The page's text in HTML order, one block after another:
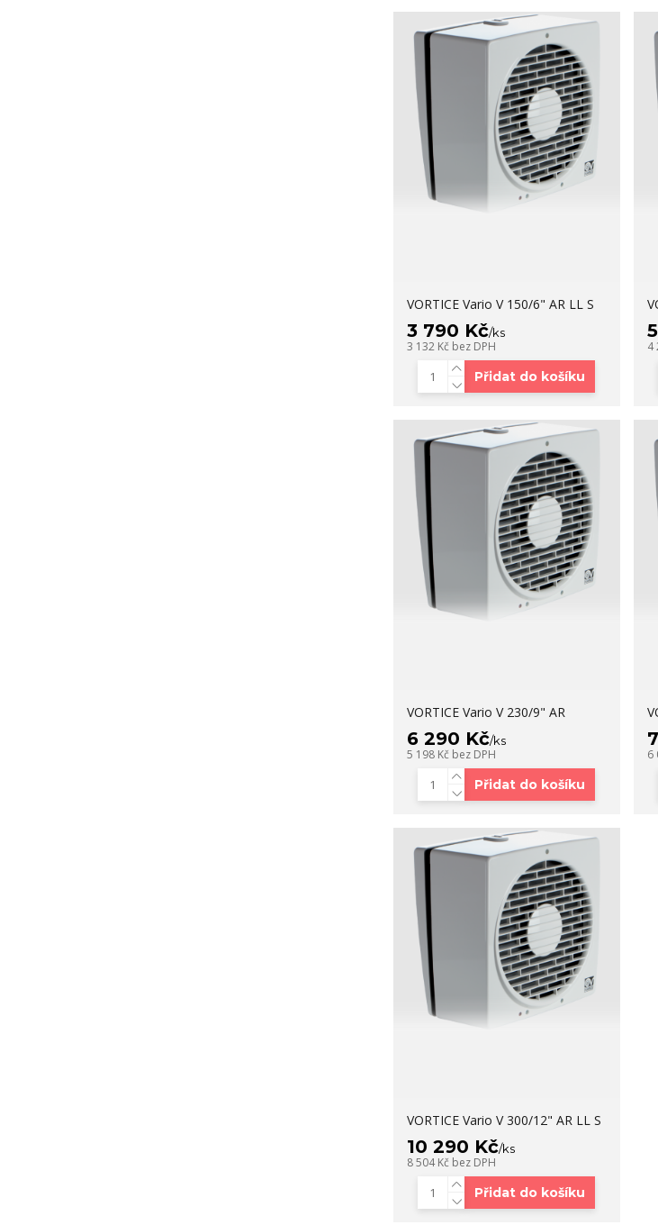
VORTICE Vario V 150/6" AR LL S
3 790 Kč/ks
3 132 Kč bez DPH
Přidat do košíku
4
VORTICE Vario V 230/9" AR
6 290 Kč/ks
5 198 Kč bez DPH
Přidat do košíku
6
VORTICE Vario V 300/12" AR LL S
10 290 Kč/ks
8 504 Kč bez DPH
Přidat do košíku